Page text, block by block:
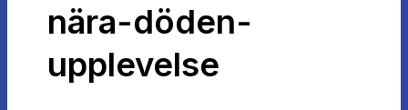
nära-döden-
upplevelse